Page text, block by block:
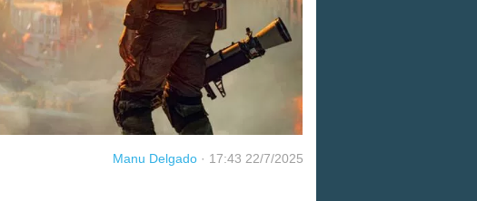
Manu Delgado · 17:43 22/7/2025